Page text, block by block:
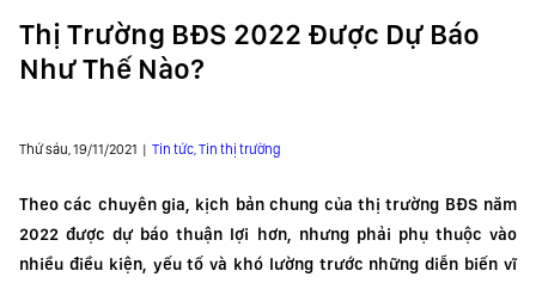
Thị Trường BĐS 2022 Được Dự Báo
Như Thế Nào?
Thứ sáu, 19/11/2021 | Tin tức, Tin thị trường
Theo các chuyên gia, kịch bản chung của thị trường BĐS năm
2022 được dự báo thuận lợi hơn, nhưng phải phụ thuộc vào
nhiều điều kiện, yếu tố và khó lường trước những diễn biến vĩ